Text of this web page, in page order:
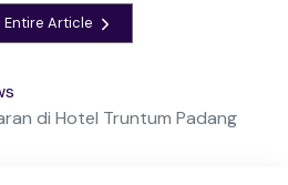
Entire Article
di Hotel Truntum Padang